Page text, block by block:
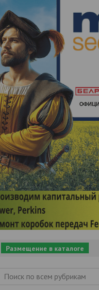
Размещение в каталоге